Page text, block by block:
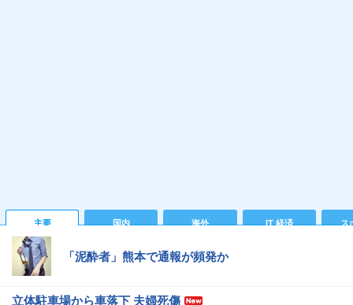
主要 国内 海外 IT 経済 ス
「泥酔者」熊本で通報が頻発か
立体駐車場から車落下 夫婦死傷